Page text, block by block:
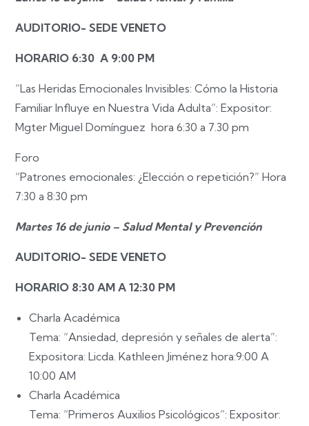
AUDITORIO- SEDE VENETO
HORARIO 6:30 A 9:00 PM
“Las Heridas Emocionales Invisibles: Cómo la Historia
Familiar Influye en Nuestra Vida Adulta”: Expositor:
Mgter Miguel Domínguez hora 6:30 a 7.30 pm
Foro
“Patrones emocionales: ¿Elección o repetición?” Hora
7:30 a 8:30 pm
Martes 16 de junio – Salud Mental y Prevención
AUDITORIO- SEDE VENETO
HORARIO 8:30 AM A 12:30 PM
Charla Académica
Tema: “Ansiedad, depresión y señales de alerta”:
Expositora: Licda. Kathleen Jiménez hora:9:00 A
10:00 AM
Charla Académica
Tema: “Primeros Auxilios Psicológicos”: Expositor: